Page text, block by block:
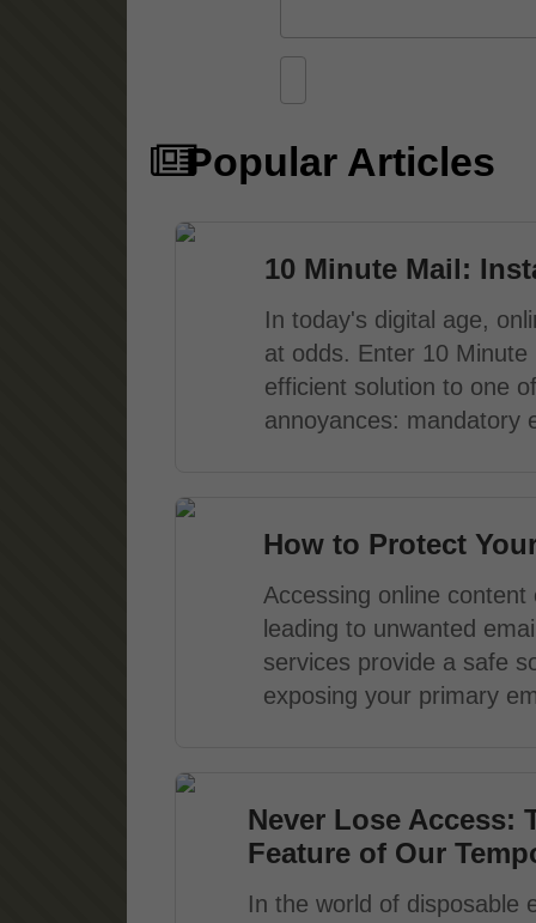
Popular Articles
10 Minute Mail:
In today's digital age,
at odds. Enter 10
efficient solution to one
annoyances: mandatory
How to Protect
Accessing online
leading to unwanted
services provide a safe
exposing your primary
Never Lose Access:
Feature of Our
In the world of disposable